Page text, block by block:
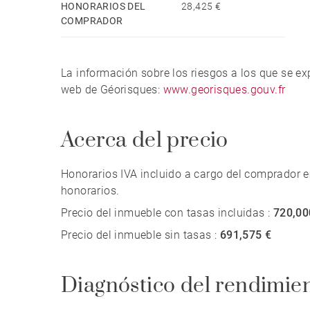
La parte destinada al negocio, explotada con
equipada, cámara frigorífica y todo el
Una magnífica nave de piedra de
casas rurales, salón para celebraciones,
Comprometida con la eficiencia energética, la
energéticos de hasta un 50 %.
HONORARIOS DEL
COMPRADOR
28,425 €
La información sobre los riesgos a los que se
web de Géorisques: www.georisques.gouv.fr
Acerca del precio
Honorarios IVA incluido a cargo del comprador
honorarios.
Precio del inmueble con tasas incluidas :
Precio del inmueble sin tasas : 691,575 €
Diagnóstico del